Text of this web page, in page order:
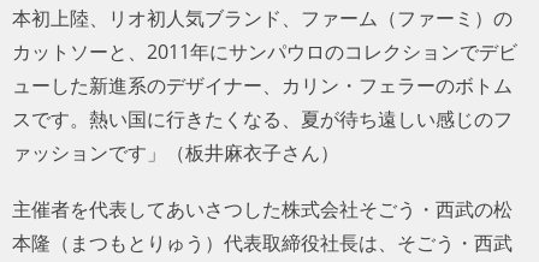
本初上陸、リオ初人気ブランド、ファーム（ファーミ）の
カットソーと、2011年にサンパウロのコレクションでデビ
ューした新進系のデザイナー、カリン・フェラーのボトム
スです。熱い国に行きたくなる、夏が待ち遠しい感じのフ
ァッションです」（板井麻衣子さん）
主催者を代表してあいさつした株式会社そごう・西武の松
本隆（まつもとりゅう）代表取締役社長は、そごう・西武